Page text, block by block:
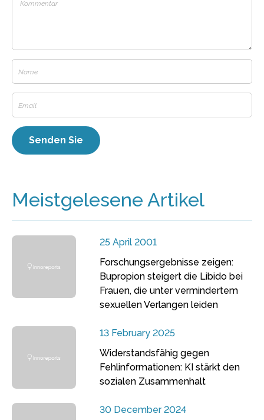
Meistgelesene Artikel
25 April 2001
Forschungsergebnisse zeigen:
Bupropion steigert die Libido bei
Frauen, die unter vermindertem
sexuellen Verlangen leiden
13 February 2025
Widerstandsfähig gegen
Fehlinformationen: KI stärkt den
sozialen Zusammenhalt
30 December 2024